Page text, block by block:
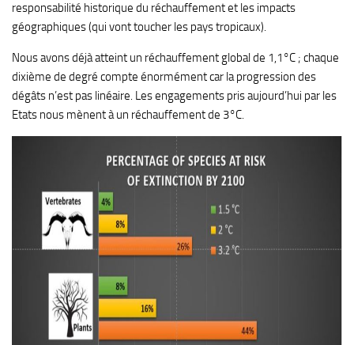
responsabilité historique du réchauffement et les impacts
géographiques (qui vont toucher les pays tropicaux).
Nous avons déjà atteint un réchauffement global de 1,1°C ; chaque
dixième de degré compte énormément car la progression des
dégâts n’est pas linéaire. Les engagements pris aujourd’hui par les
Etats nous mènent à un réchauffement de 3°C.